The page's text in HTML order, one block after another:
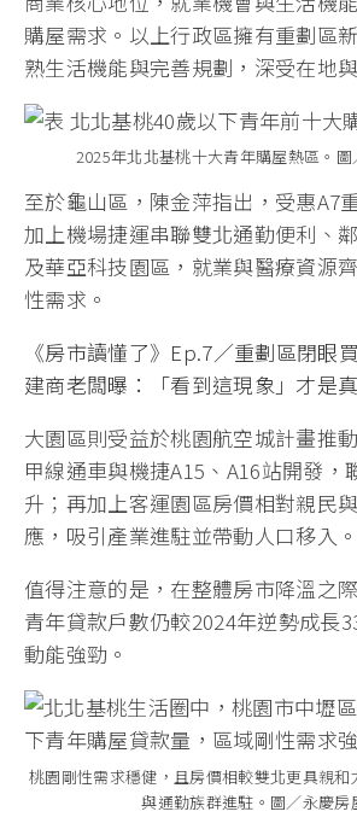
購屋需求。以上行政區擁有重劃區
熟生活機能與完善規劃，深受在地
2025年北北基桃十大青年購屋熱區。
至於龜山區，陳金萍指出，受惠A7
加上機場捷運串聯雙北通勤便利、
及華亞科技園區，就業與醫療資源
性需求。
《房市讀懂了》Ep.7／重劃區閉眼
建商老闆曝 ：「看到這現象」才是
大園區則受益於桃園航空城計畫推
甲線通車與機捷A15、A16站開發，
升；再加上客運園區房價相對親民
應，吸引產業進駐並帶動人口移入。
值得注意的是，在整體房市降溫之
青年貸款戶數仍較2024年逆勢成長
動能強勁。
桃園剛性需求穩健，且房價相較雙北更具親
與通勤族群進駐。圖／永慶房